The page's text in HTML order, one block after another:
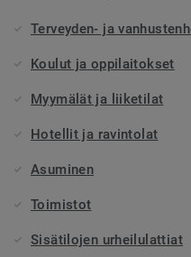
Terveyden- ja
Koulut ja oppilaitokset
Myymälät ja liiketilat
Hotellit ja ravintolat
Asuminen
Toimistot
Sisätilojen urheilulattiat